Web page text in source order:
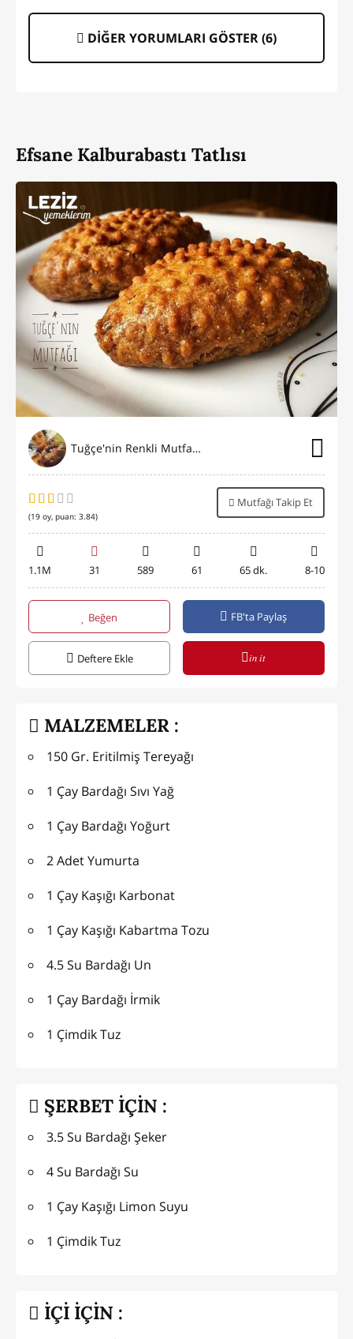
DİĞER YORUMLARI GÖSTER (6)
Efsane Kalburabastı Tatlısı
Tuğçe'nin Renkli Mutfağı⭐️
(19 oy, puan: 3.84)
Mutfağı Takip Et
1.1M 31 589 61 65 dk. 8-10
Beğen FB'ta Paylaş
Deftere Ekle in it
MALZEMELER :
150 Gr. Eritilmiş Tereyağı
1 Çay Bardağı Sıvı Yağ
1 Çay Bardağı Yoğurt
2 Adet Yumurta
1 Çay Kaşığı Karbonat
1 Çay Kaşığı Kabartma Tozu
4.5 Su Bardağı Un
1 Çay Bardağı İrmik
1 Çimdik Tuz
ŞERBET İÇİN :
3.5 Su Bardağı Şeker
4 Su Bardağı Su
1 Çay Kaşığı Limon Suyu
1 Çimdik Tuz
İÇİ İÇİN :